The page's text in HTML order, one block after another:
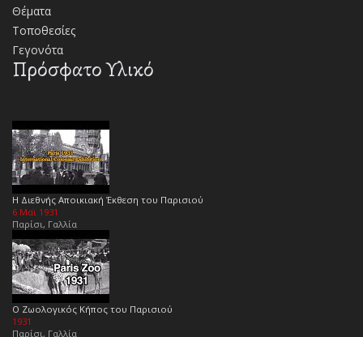
Θέματα
Τοποθεσίες
Γεγονότα
Πρόσφατο Υλικό
Η Διεθνής Αποικιακή Έκθεση του Παρισιού
6 Μαϊ 1931
Παρίσι, Γαλλία
Ο Ζωολογικός Κήπος του Παρισιού
1931
Παρίσι, Γαλλία